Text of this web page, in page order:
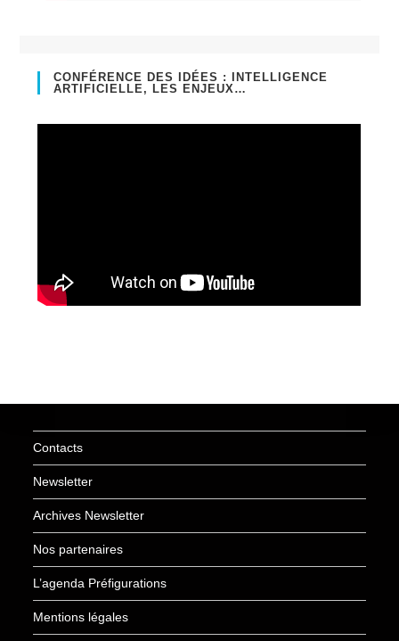
CONFÉRENCE DES IDÉES : INTELLIGENCE
ARTIFICIELLE, LES ENJEUX…
Contacts
Newsletter
Archives Newsletter
Nos partenaires
L’agenda Préfigurations
Mentions légales